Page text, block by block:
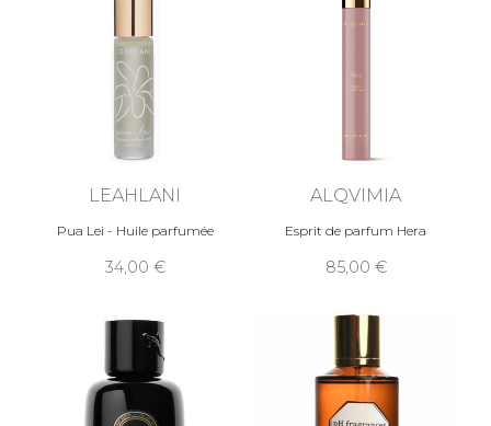
LEAHLANI
Pua Lei - Huile parfumée
34,00
ALQVIMIA
Esprit de parfum Hera
85,00